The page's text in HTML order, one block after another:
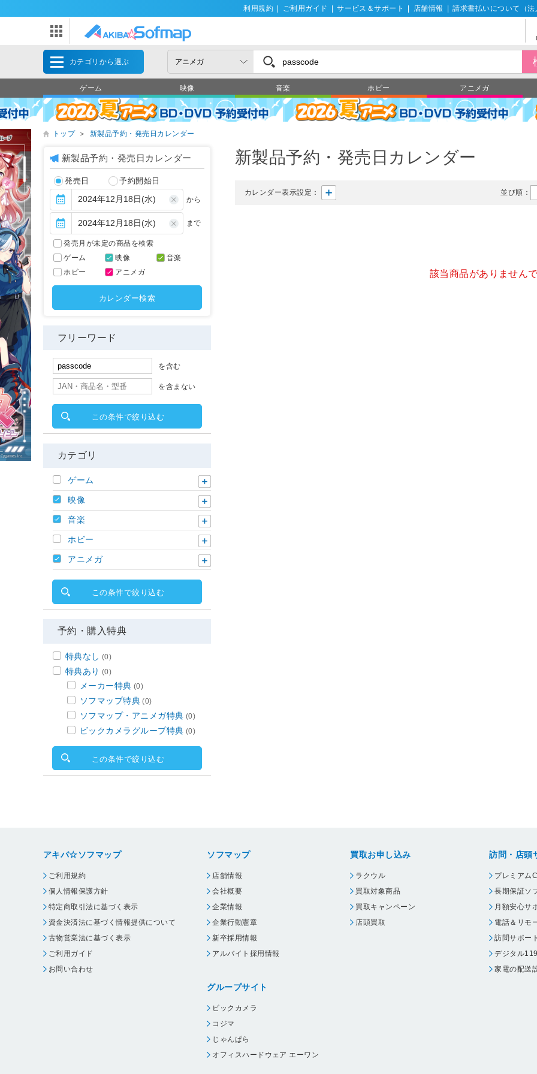
利用規約 ご利用ガイド サービス＆サポート 店舗情報 請求書払いについて（法
カテゴリから選ぶ
ゲーム 映像 音楽 ホビー アニメガ
トップ ＞ 新製品予約・発売日カレンダー
新製品予約・発売日カレンダー
並び順：
カレンダー表示設定：
該当商品がありません
新製品予約・発売日カレンダー
発売日 予約開始日
から
まで
発売月が未定の商品を検索
ゲーム
映像
音楽
ホビー
アニメガ
カレンダー検索
フリーワード
を含む
を含まない
この条件で絞り込む
カテゴリ
ゲーム
映像
音楽
ホビー
アニメガ
この条件で絞り込む
予約・購入特典
特典なし (0)
特典あり (0)
メーカー特典 (0)
ソフマップ特典 (0)
ソフマップ・アニメガ特典 (0)
ビックカメラグループ特典 (0)
この条件で絞り込む
アキバ☆ソフマップ
ご利用規約
個人情報保護方針
特定商取引法に基づく表示
資金決済法に基づく情報提供について
古物営業法に基づく表示
ご利用ガイド
お問い合わせ
ソフマップ
店舗情報
会社概要
企業情報
企業行動憲章
新卒採用情報
アルバイト採用情報
グループサイト
ビックカメラ
コジマ
じゃんぱら
オフィスハードウェア エーワン
買取お申し込み
ラクウル
買取対象商品
買取キャンペーン
店頭買取
訪問・店頭
プレミアム
長期保証ソ
月額安心サ
電話＆リモ
訪問サポー
デジタル
家電の配送